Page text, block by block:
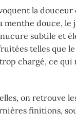
la douceur
douce, le
subtile et
telles que
chargé, ce
on retrouve
finitions,